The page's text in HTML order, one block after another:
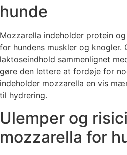
hunde
Mozzarella indeholder protein
for hundens muskler og knogler.
laktoseindhold sammenlignet
gøre den lettere at fordøje for
indeholder mozzarella en vis
til hydrering.
Ulemper og
mozzarella for